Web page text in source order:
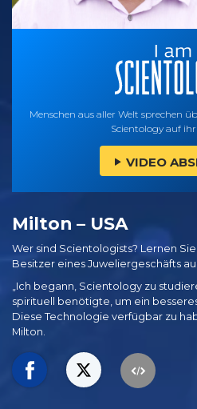
Menschen aus aller Welt sprechen
Scientology auf ihr
VIDEO
Milton – USA
Wer sind Scientologists? Lernen
Besitzer eines Juweliergeschäfts
„Ich begann, Scientology zu
spirituell benötigte, um ein
Diese Technologie verfügbar zu
Milton.